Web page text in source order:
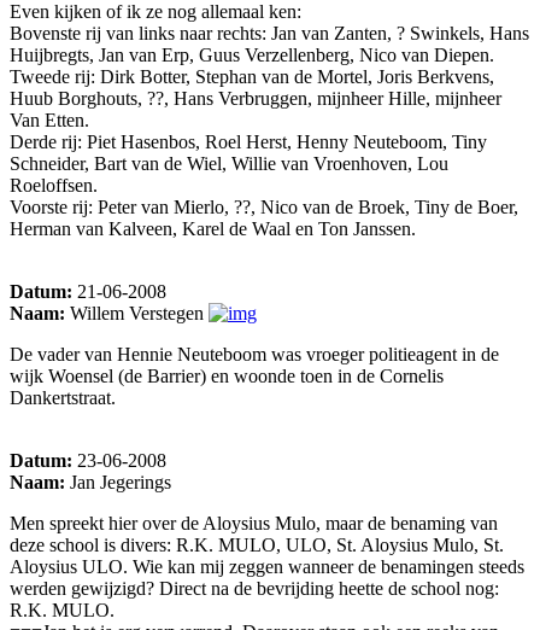
Even kijken of ik ze nog allemaal ken:
Bovenste rij van links naar rechts: Jan van Zanten, ? Swinkels, Hans
Huijbregts, Jan van Erp, Guus Verzellenberg, Nico van Diepen.
Tweede rij: Dirk Botter, Stephan van de Mortel, Joris Berkvens,
Huub Borghouts, ??, Hans Verbruggen, mijnheer Hille, mijnheer
Van Etten.
Derde rij: Piet Hasenbos, Roel Herst, Henny Neuteboom, Tiny
Schneider, Bart van de Wiel, Willie van Vroenhoven, Lou
Roeloffsen.
Voorste rij: Peter van Mierlo, ??, Nico van de Broek, Tiny de Boer,
Herman van Kalveen, Karel de Waal en Ton Janssen.
Datum: 21-06-2008
Naam: Willem Verstegen
De vader van Hennie Neuteboom was vroeger politieagent in de
wijk Woensel (de Barrier) en woonde toen in de Cornelis
Dankertstraat.
Datum: 23-06-2008
Naam: Jan Jegerings
Men spreekt hier over de Aloysius Mulo, maar de benaming van
deze school is divers: R.K. MULO, ULO, St. Aloysius Mulo, St.
Aloysius ULO. Wie kan mij zeggen wanneer de benamingen steeds
werden gewijzigd? Direct na de bevrijding heette de school nog:
R.K. MULO.